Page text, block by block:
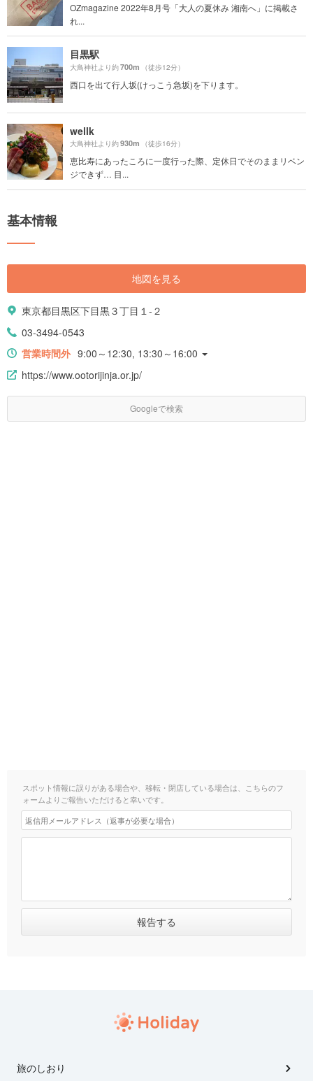
OZmagazine 2022年8月号「大人の夏休み 湘南へ」に掲載さ
れ...
目黒駅
大鳥神社より約700m （徒歩12分）
西口を出て行人坂(けっこう急坂)を下ります。
wellk
大鳥神社より約930m （徒歩16分）
恵比寿にあったころに一度行った際、定休日でそのままリベン
ジできず… 目...
基本情報
地図を見る
東京都目黒区下目黒３丁目１-２
03-3494-0543
営業時間外 9:00～12:30, 13:30～16:00
https://www.ootorijinja.or.jp/
Googleで検索
スポット情報に誤りがある場合や、移転・閉店している場合は、こちらのフ
ォームよりご報告いただけると幸いです。
旅のしおり